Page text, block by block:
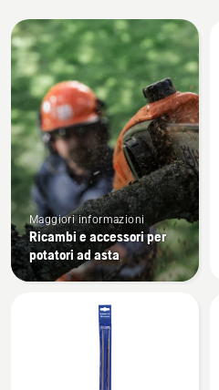
Tutti
i
prodotti
Maggiori informazioni
Ricambi e accessori per
potatori ad asta